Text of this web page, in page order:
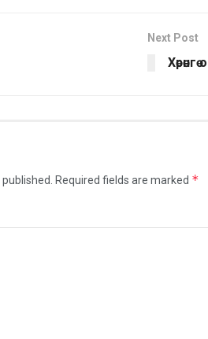
Next Post
Хөрөнгө
Required fields are marked *